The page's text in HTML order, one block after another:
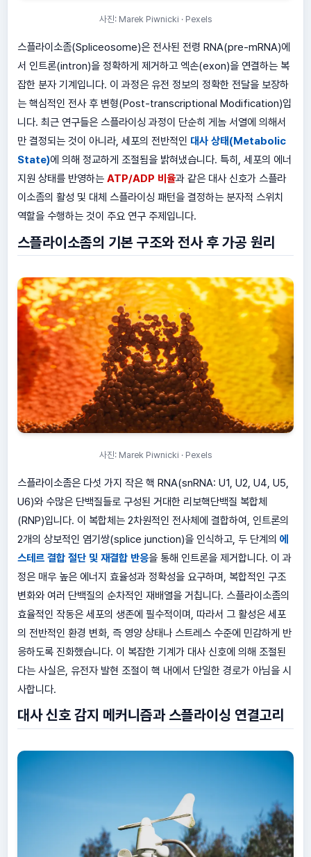
사진: Marek Piwnicki · Pexels
스플라이소좀(Spliceosome)은 전사된 전령 RNA(pre-mRNA)에
서 인트론(intron)을 정확하게 제거하고 엑손(exon)을 연결하는 복
잡한 분자 기계입니다. 이 과정은 유전 정보의 정확한 전달을 보장하
는 핵심적인 전사 후 변형(Post-transcriptional Modification)입
니다. 최근 연구들은 스플라이싱 과정이 단순히 게놈 서열에 의해서
만 결정되는 것이 아니라, 세포의 전반적인 대사 상태(Metabolic
State)에 의해 정교하게 조절됨을 밝혀냈습니다. 특히, 세포의 에너
지원 상태를 반영하는 ATP/ADP 비율과 같은 대사 신호가 스플라
이소좀의 활성 및 대체 스플라이싱 패턴을 결정하는 분자적 스위치
역할을 수행하는 것이 주요 연구 주제입니다.
스플라이소좀의 기본 구조와 전사 후 가공 원리
사진: Marek Piwnicki · Pexels
스플라이소좀은 다섯 가지 작은 핵 RNA(snRNA: U1, U2, U4, U5,
U6)와 수많은 단백질들로 구성된 거대한 리보핵단백질 복합체
(RNP)입니다. 이 복합체는 2차원적인 전사체에 결합하여, 인트론의
2개의 상보적인 염기쌍(splice junction)을 인식하고, 두 단계의 에
스테르 결합 절단 및 재결합 반응을 통해 인트론을 제거합니다. 이 과
정은 매우 높은 에너지 효율성과 정확성을 요구하며, 복합적인 구조
변화와 여러 단백질의 순차적인 재배열을 거칩니다. 스플라이소좀의
효율적인 작동은 세포의 생존에 필수적이며, 따라서 그 활성은 세포
의 전반적인 환경 변화, 즉 영양 상태나 스트레스 수준에 민감하게 반
응하도록 진화했습니다. 이 복잡한 기계가 대사 신호에 의해 조절된
다는 사실은, 유전자 발현 조절이 핵 내에서 단일한 경로가 아님을 시
사합니다.
대사 신호 감지 메커니즘과 스플라이싱 연결고리